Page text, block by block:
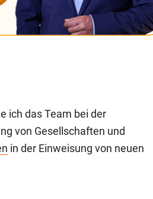
ich das Team bei der
von Gesellschaften und
in der Einweisung von neuen